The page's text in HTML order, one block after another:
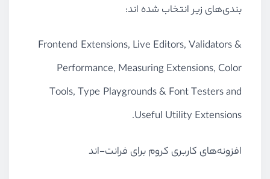
بندی‌های زیر انتخاب شده اند:
Frontend Extensions, Live Editors, Validators &
Performance, Measuring Extensions, Color
Tools, Type Playgrounds & Font Testers and
Useful Utility Extensions.
افزونه‌های کاربری کروم برای فرانت-اند